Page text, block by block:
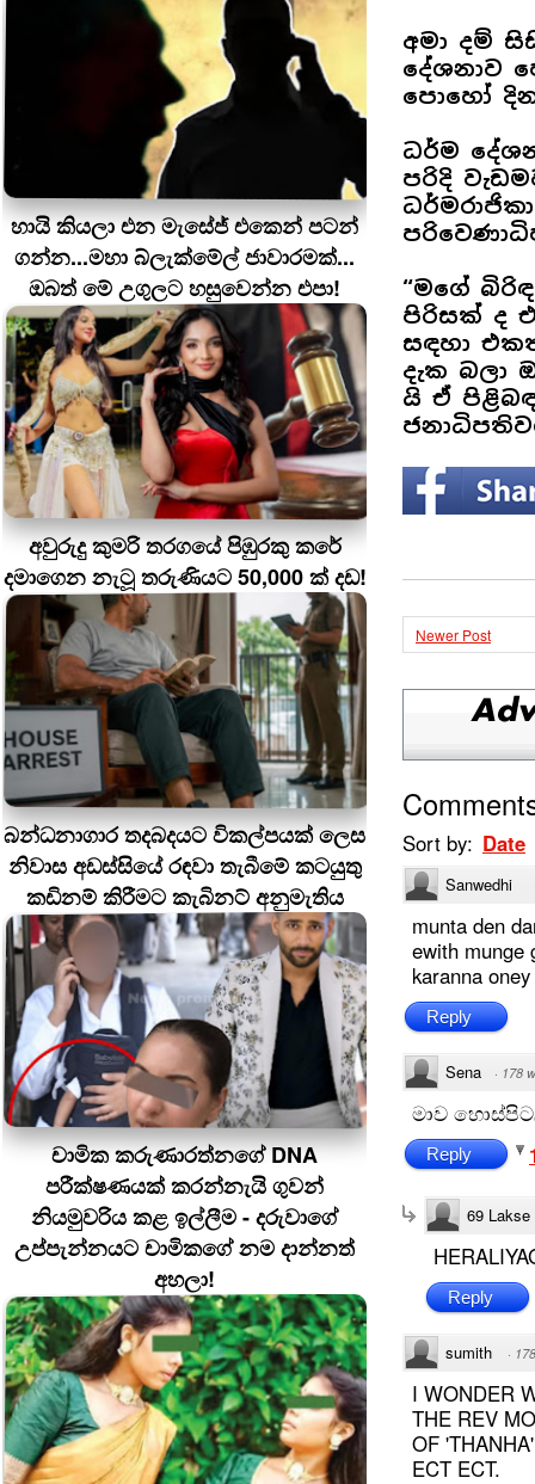
හායි කියලා එන මැසේජ් එකෙන් පටන්
ගන්න...මහා බ්ලැක්මේල් ජාවාරමක්...
ඔබත් මේ උගුලට හසුවෙන්න එපා!
අවුරුදු කුමරි තරගයේ පිඹුරකු කරේ
දමාගෙන නැටූ තරුණියට 50,000 ක් දඩ!
බන්ධනාගාර තදබදයට විකල්පයක් ලෙස
නිවාස අඩස්සියේ රඳවා තැබීමේ කටයුතු
කඩිනම් කිරීමට කැබිනට් අනුමැතිය
චාමික කරුණාරත්නගේ DNA
පරීක්ෂණයක් කරන්නැයි ගුවන්
නියමුවරිය කළ ඉල්ලීම - දරුවාගේ
උප්පැන්නයට චාමිකගේ නම දාන්නත්
අහලා!
අමා දම්
දේශනාව
පොහෝ දින
ධර්ම
පරිදි
“මගේ
පිරිසක් ද
සඳහා
දැක බලා
යි ඒ
Newer Post
Sort by: Date
Sanwedhi
munta den
ewith munge
karanna oney
Reply
Sena · 178
මාව
Reply
69 Lakse
Reply
sumith ·
I WONDER
THE REV
OF
ECT ECT.